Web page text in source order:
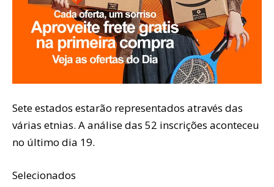
Sete estados estarão representados através das
várias etnias. A análise das 52 inscrições aconteceu
no último dia 19.
Selecionados